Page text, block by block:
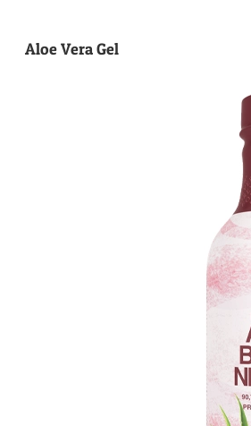
Aloe Vera Gel